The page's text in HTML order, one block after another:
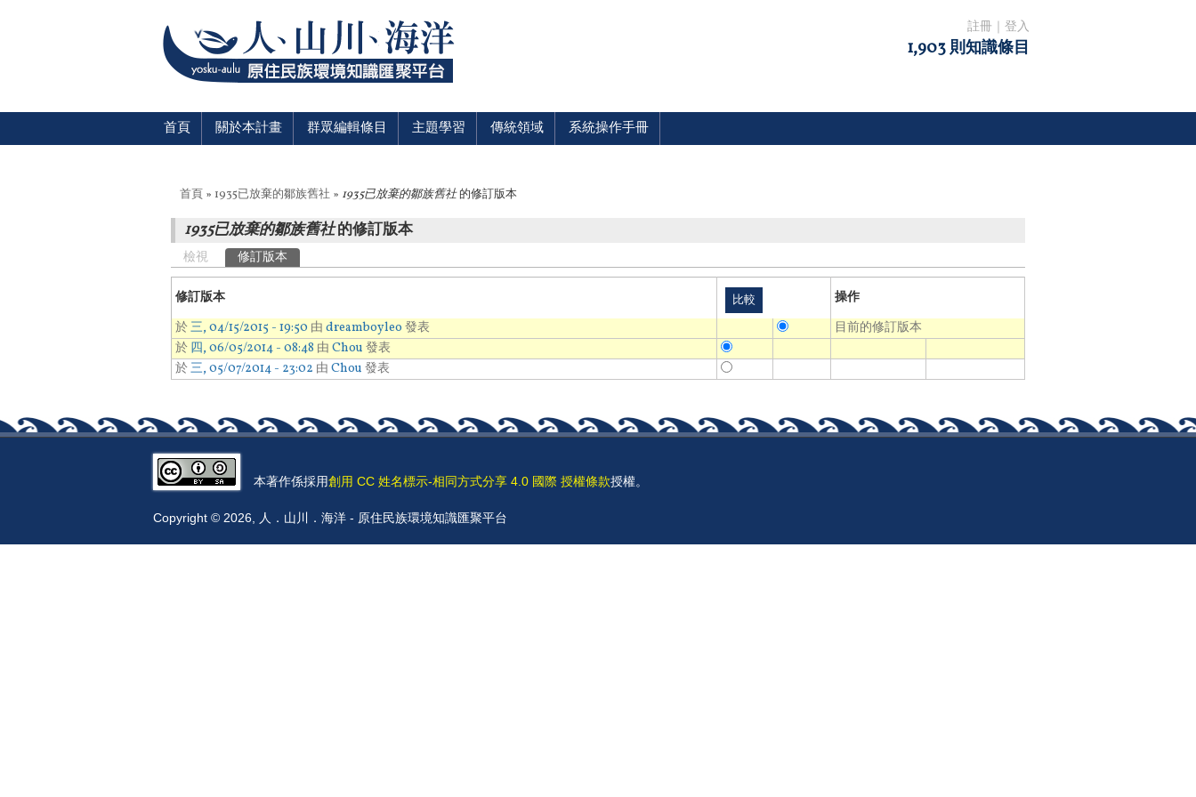
註冊 登入
1,903 則知識條目
首頁 關於本計畫 群眾編輯條目 主題學習 傳統領域 系統操作手冊
您在這裡
首頁 » 1935已放棄的鄒族舊社 » 1935已放棄的鄒族舊社的修訂版本
1935已放棄的鄒族舊社的修訂版本
主要索引標籤
檢視 修訂版本
修訂版本
操作
於三, 04/15/2015 - 19:50 由 dreamboyleo 發表
目前的修訂版本
於 四, 06/05/2014 - 08:48 由 Chou 發表
於三, 05/07/2014 - 23:02 由 Chou 發表
本著作係採用創用 CC 姓名標示-相同方式分享 4.0 國際 授權條款授權。
Copyright © 2026, 人．山川．海洋 - 原住民族環境知識匯聚平台